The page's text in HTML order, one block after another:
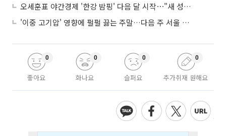
오세훈표 야간경제 '한강 밤핑' 다음 달 시작⋯"새 성장동력 만들 것"
'이중 고기압' 영향에 펄펄 끓는 주말…다음 주 서울 포함 서쪽이 더 덥다
좋아요
0
화나요
0
슬퍼요
0
추가취재 원해요
0